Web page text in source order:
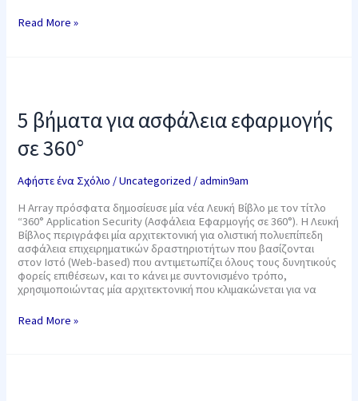
Read More »
5 βήματα για ασφάλεια εφαρμογής
σε 360°
Αφήστε ένα Σχόλιο /Uncategorized /admin9am
Η Array πρόσφατα δημοσίευσε μία νέα Λευκή Βίβλο με τον τίτλο
“360° Application Security (Ασφάλεια Εφαρμογής σε 360°). Η Λευκή
Βίβλος περιγράφει μία αρχιτεκτονική για ολιστική πολυεπίπεδη
ασφάλεια επιχειρηματικών δραστηριοτήτων που βασίζονται
στον Ιστό (Web-based) που αντιμετωπίζει όλους τους δυνητικούς
φορείς επιθέσεων, και το κάνει με συντονισμένο τρόπο,
χρησιμοποιώντας μία αρχιτεκτονική που κλιμακώνεται για να
ασφάλεια
εφαρμογής
σε
Read More »